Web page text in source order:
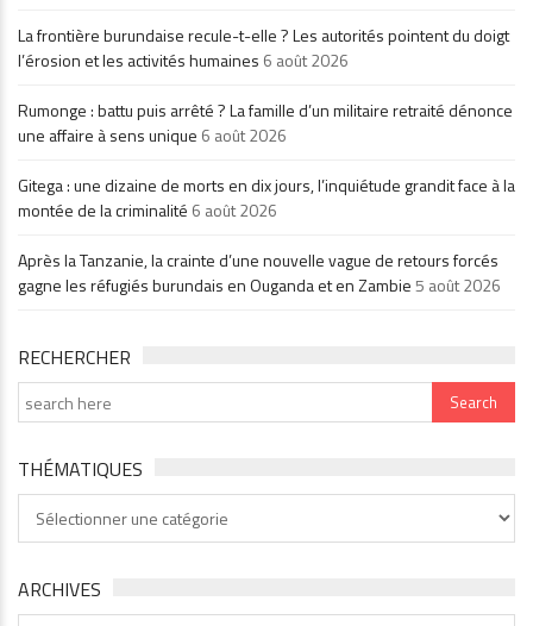
La frontière burundaise recule-t-elle ? Les autorités pointent du doigt
l’érosion et les activités humaines 6 août 2026
Rumonge : battu puis arrêté ? La famille d’un militaire retraité dénonce
une affaire à sens unique 6 août 2026
Gitega : une dizaine de morts en dix jours, l’inquiétude grandit face à la
montée de la criminalité 6 août 2026
Après la Tanzanie, la crainte d’une nouvelle vague de retours forcés
gagne les réfugiés burundais en Ouganda et en Zambie5 août 2026
RECHERCHER
THÉMATIQUES
ARCHIVES